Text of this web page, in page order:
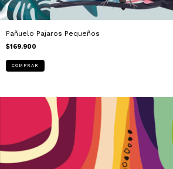
Pañuelo Pajaros Pequeños
$169.900